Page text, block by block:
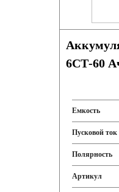
6СТ-60
Емкость
Пусковой ток
Полярность
Артикул